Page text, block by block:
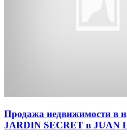
Продажа недвижимости в
JARDIN SECRET в JUAN